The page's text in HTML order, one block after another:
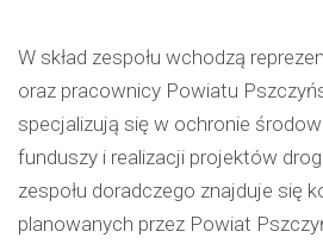
W skład zespołu wchodzą
oraz pracownicy Powiatu
specjalizują się w ochronie
funduszy i realizacji projektów
zespołu doradczego znajduje się
planowanych przez Powiat